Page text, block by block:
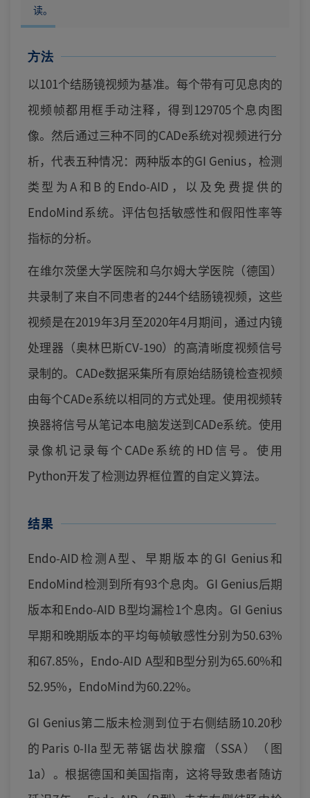
读。
方法
以101个结肠镜视频为基准。每个带有可见息肉的
视频帧都用框手动注释，得到129705个息肉图
像。然后通过三种不同的CADe系统对视频进行分
析，代表五种情况：两种版本的GI Genius，检测
类型为A和B的Endo-AID，以及免费提供的
EndoMind系统。评估包括敏感性和假阳性率等
指标的分析。
在维尔茨堡大学医院和乌尔姆大学医院（德国）
共录制了来自不同患者的244个结肠镜视频，这些
视频是在2019年3月至2020年4月期间，通过内镜
处理器（奥林巴斯CV-190）的高清晰度视频信号
录制的。CADe数据采集所有原始结肠镜检查视频
由每个CADe系统以相同的方式处理。使用视频转
换器将信号从笔记本电脑发送到CADe系统。使用
录像机记录每个CADe系统的HD信号。使用
Python开发了检测边界框位置的自定义算法。
结果
Endo-AID检测A型、早期版本的GI Genius和
EndoMind检测到所有93个息肉。GI Genius后期
版本和Endo-AID B型均漏检1个息肉。GI Genius
早期和晚期版本的平均每帧敏感性分别为50.63%
和67.85%，Endo-AID A型和B型分别为65.60%和
52.95%，EndoMind为60.22%。
GI Genius第二版未检测到位于右侧结肠10.20秒
的Paris 0-IIa型无蒂锯齿状腺瘤（SSA）（图
1a）。根据德国和美国指南，这将导致患者随访